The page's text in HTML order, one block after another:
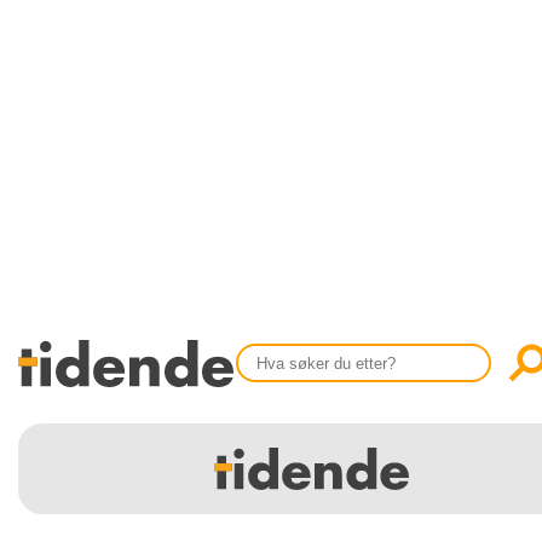
Tidligere utgaver
KONTAKT
OM OSS